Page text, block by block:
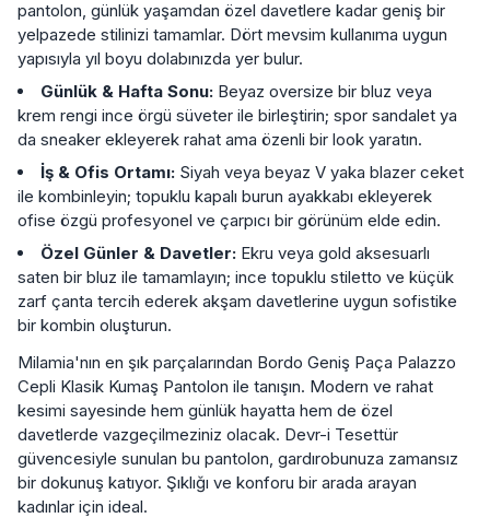
pantolon, günlük yaşamdan özel davetlere kadar geniş bir
yelpazede stilinizi tamamlar. Dört mevsim kullanıma uygun
yapısıyla yıl boyu dolabınızda yer bulur.
Günlük & Hafta Sonu: Beyaz oversize bir bluz veya
krem rengi ince örgü süveter ile birleştirin; spor sandalet ya
da sneaker ekleyerek rahat ama özenli bir look yaratın.
İş & Ofis Ortamı: Siyah veya beyaz V yaka blazer ceket
ile kombinleyin; topuklu kapalı burun ayakkabı ekleyerek
ofise özgü profesyonel ve çarpıcı bir görünüm elde edin.
Özel Günler & Davetler: Ekru veya gold aksesuarlı
saten bir bluz ile tamamlayın; ince topuklu stiletto ve küçük
zarf çanta tercih ederek akşam davetlerine uygun sofistike
bir kombin oluşturun.
Milamia'nın en şık parçalarından Bordo Geniş Paça Palazzo
Cepli Klasik Kumaş Pantolon ile tanışın. Modern ve rahat
kesimi sayesinde hem günlük hayatta hem de özel
davetlerde vazgeçilmeziniz olacak. Devr-i Tesettür
güvencesiyle sunulan bu pantolon, gardırobunuza zamansız
bir dokunuş katıyor. Şıklığı ve konforu bir arada arayan
kadınlar için ideal.